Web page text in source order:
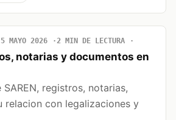
MAYO 2026 2 MIN DE LECTURA
notarias y documentos en
registros, notarias,
relacion con legalizaciones y